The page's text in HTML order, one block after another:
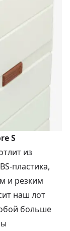
S
из
пластика,
и резким
наш лот
больше